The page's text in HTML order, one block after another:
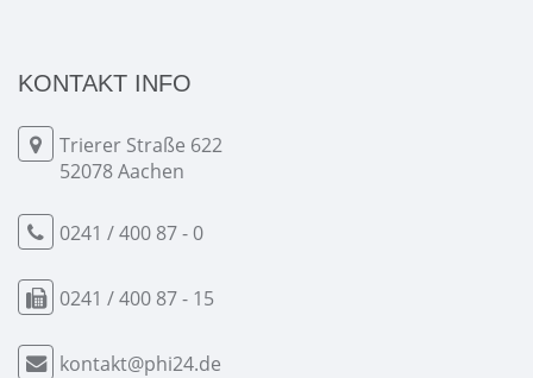
KONTAKT INFO
Trierer Straße 622
52078 Aachen
0241 / 400 87 - 0
0241 / 400 87 - 15
kontakt@phi24.de